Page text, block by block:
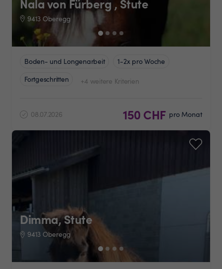
9413 Oberegg
Boden- und Longenarbeit
1-2x pro Woche
Fortgeschritten
+4 weitere Kriterien
08.07.2026 150 CHF pro Monat
Dimma, Stute
9413 Oberegg